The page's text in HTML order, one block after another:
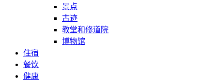
景点
古迹
教堂和修道院
博物馆
住宿
餐饮
健康